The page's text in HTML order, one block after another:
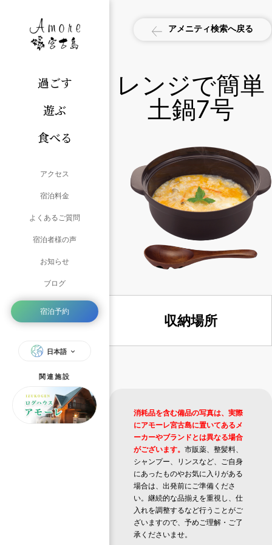
過ごす
遊ぶ
食べる
アクセス
宿泊料金
よくあるご質問
宿泊者様の声
お知らせ
ブログ
宿泊予約
日本語
関連施設
アメニティ検索へ戻る
レンジで簡単
土鍋7号
収納場所
消耗品を含む備品の写真は、実際
にアモーレ宮古島に置いてあるメ
ーカーやブランドとは異なる場合
がございます。 市販薬、整髪料、
シャンプー、リンスなど、ご自身
にあったものやお気に入りがある
場合は、出発前にご準備くださ
い。継続的な品揃えを重視し、仕
入れを調整するなど行うことがご
ざいますので、予めご理解・ご了
承くださいませ。